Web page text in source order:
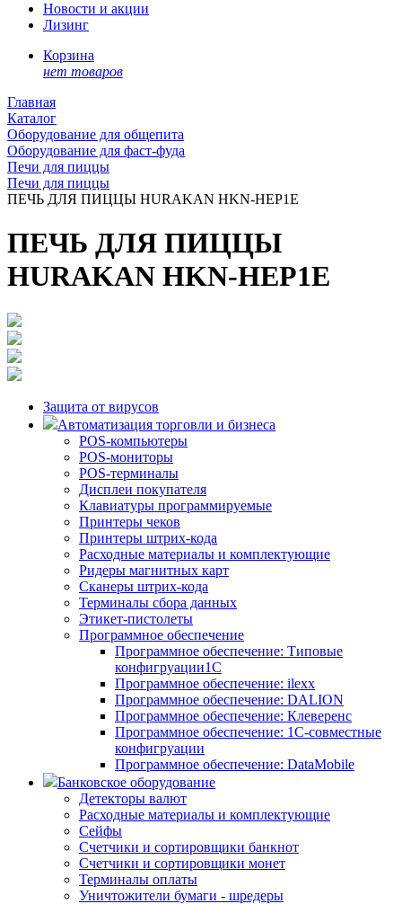
Новости и акции
Лизинг
Корзина
нет товаров
Главная
Каталог
Оборудование для общепита
Оборудование для фаст-фуда
Печи для пиццы
Печи для пиццы
ПЕЧЬ ДЛЯ ПИЦЦЫ HURAKAN HKN-HEP1E
ПЕЧЬ ДЛЯ ПИЦЦЫ
HURAKAN HKN-HEP1E
Защита от вирусов
Автоматизация торговли и бизнеса
POS-компьютеры
POS-мониторы
POS-терминалы
Дисплеи покупателя
Клавиатуры программируемые
Принтеры чеков
Принтеры штрих-кода
Расходные материалы и комплектующие
Ридеры магнитных карт
Сканеры штрих-кода
Терминалы сбора данных
Этикет-пистолеты
Программное обеспечение
Программное обеспечение: Типовые
конфигруации1С
Программное обеспечение: ilexx
Программное обеспечение: DALION
Программное обеспечение: Клеверенс
Программное обеспечение: 1С-совместные
конфигруации
Программное обеспечение: DataMobile
Банковское оборудование
Детекторы валют
Расходные материалы и комплектующие
Сейфы
Счетчики и сортировщики банкнот
Счетчики и сортировщики монет
Терминалы оплаты
Уничтожители бумаги - шредеры